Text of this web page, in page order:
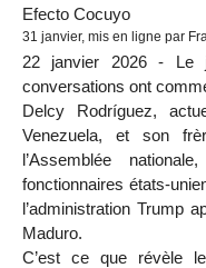
Efecto Cocuyo
31 janvier, mis en ligne par
22 janvier 2026 - Le
conversations ont
Delcy Rodríguez,
Venezuela, et son
l’Assemblée
fonctionnaires états-
l’administration Trump
Maduro.
C’est ce que révèle